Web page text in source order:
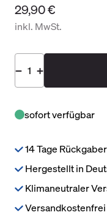
29,90 €
inkl. MwSt.
sofort verfügbar
14 Tage
Hergestellt in
Klimaneutraler
Versandkostenfrei